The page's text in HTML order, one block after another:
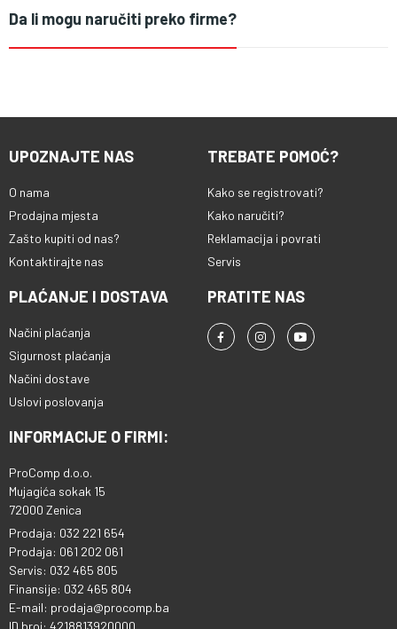
Da li mogu naručiti preko firme?
UPOZNAJTE NAS
O nama
Prodajna mjesta
Zašto kupiti od nas?
Kontaktirajte nas
TREBATE POMOĆ?
Kako se registrovati?
Kako naručiti?
Reklamacija i povrati
Servis
PLAĆANJE I DOSTAVA
Načini plaćanja
Sigurnost plaćanja
Načini dostave
Uslovi poslovanja
PRATITE NAS
INFORMACIJE O FIRMI:
ProComp d.o.o.
Mujagića sokak 15
72000 Zenica
Prodaja: 032 221 654
Prodaja: 061 202 061
Servis: 032 465 805
Finansije: 032 465 804
E-mail: prodaja@procomp.ba